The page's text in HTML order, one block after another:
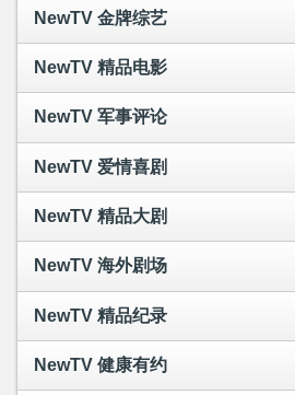
NewTV 金牌综艺
NewTV 精品电影
NewTV 军事评论
NewTV 爱情喜剧
NewTV 精品大剧
NewTV 海外剧场
NewTV 精品纪录
NewTV 健康有约